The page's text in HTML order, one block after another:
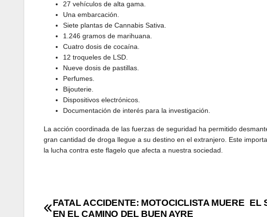
27 vehículos de alta gama.
Una embarcación.
Siete plantas de Cannabis Sativa.
1.246 gramos de marihuana.
Cuatro dosis de cocaína.
12 troqueles de LSD.
Nueve dosis de pastillas.
Perfumes.
Bijouterie.
Dispositivos electrónicos.
Documentación de interés para la investigación.
La acción coordinada de las fuerzas de seguridad ha permitido
gran cantidad de droga llegue a su destino en el extranjero. Este
la lucha contra este flagelo que afecta a nuestra sociedad.
Navegación
EL
FATAL ACCIDENTE: MOTOCICLISTA MUERE
EN EL CAMINO DEL BUEN AYRE